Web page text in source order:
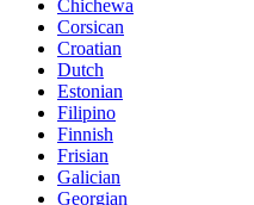
Chichewa
Corsican
Croatian
Dutch
Estonian
Filipino
Finnish
Frisian
Galician
Georgian